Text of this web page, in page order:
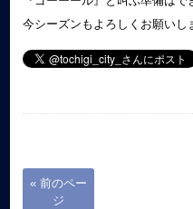
今シーズンもよろしくお願いし
« 前のペー
ジ